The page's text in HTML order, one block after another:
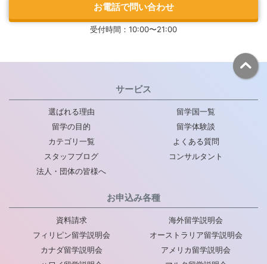
お電話で問い合わせ
受付時間：10:00〜21:00
サービス
選ばれる理由
留学国一覧
留学の目的
留学体験談
カテゴリ一覧
よくある質問
スタッフブログ
コンサルタント
法人・団体の皆様へ
お申込み各種
資料請求
海外留学説明会
フィリピン留学説明会
オーストラリア留学説明会
カナダ留学説明会
アメリカ留学説明会